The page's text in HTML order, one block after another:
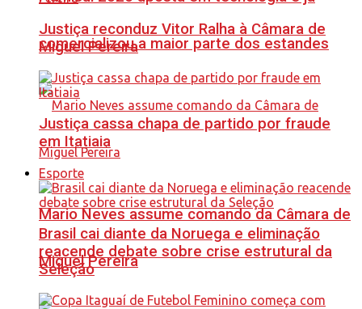
comercializou a maior parte dos estandes
Mario Neves assume comando da Câmara de
Miguel Pereira
Justiça reconduz Vitor Ralha à Câmara de
Miguel Pereira
Justiça cassa chapa de partido por fraude
em Itatiaia
Esporte
Brasil cai diante da Noruega e eliminação
reacende debate sobre crise estrutural da
Seleção